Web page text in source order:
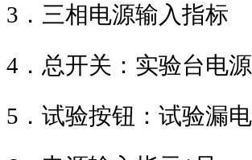
3 ．三相电源输入指标
4 ．总开关：实验台电
5 ．试验按钮：试验漏